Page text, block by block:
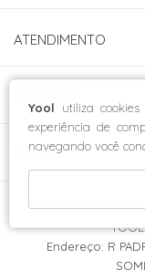
Yool utiliza
experiência de
navegando você
ATENDIMENTO
SELOS
Endereço: R